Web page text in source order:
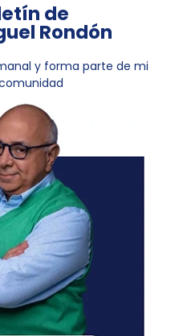
de
Rondón
y forma parte de mi